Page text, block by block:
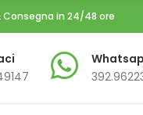
Consegna in 24/48 ore